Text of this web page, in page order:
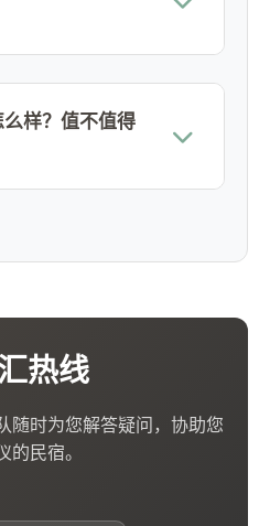
样？值不值得
热线
随时为您解答疑问，协助您
的民宿。